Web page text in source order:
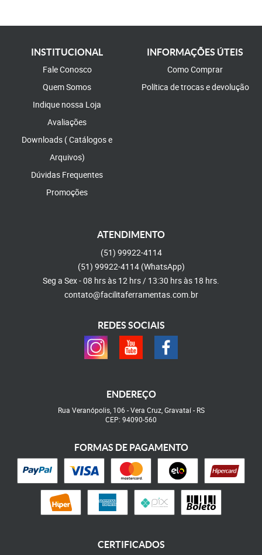
INSTITUCIONAL
Fale Conosco
Quem Somos
Indique nossa Loja
Avaliações
Downloads ( Catálogos e
Arquivos)
Dúvidas Frequentes
Promoções
INFORMAÇÕES ÚTEIS
Como Comprar
Política de trocas e devolução
ATENDIMENTO
(51) 99922-4114
(51) 99922-4114 (WhatsApp)
Seg a Sex - 08 hrs às 12 hrs / 13:30 hrs às 18 hrs.
contato@facilitaferramentas.com.br
REDES SOCIAIS
ENDEREÇO
Rua Veranópolis, 106 -Vera Cruz, Gravataí- RS
CEP: 94090-560
FORMAS DE PAGAMENTO
CERTIFICADOS